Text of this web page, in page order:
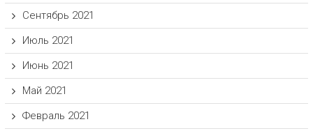
Сентябрь 2021
Июль 2021
Июнь 2021
Май 2021
Февраль 2021